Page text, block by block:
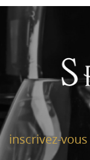
inscrivez-